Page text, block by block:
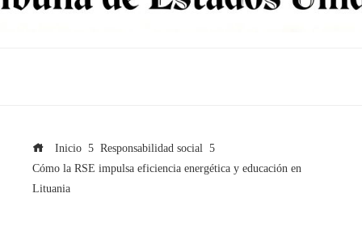
Inicio
Responsabilidad social
Cómo la RSE impulsa eficiencia energética y educación en
Lituania